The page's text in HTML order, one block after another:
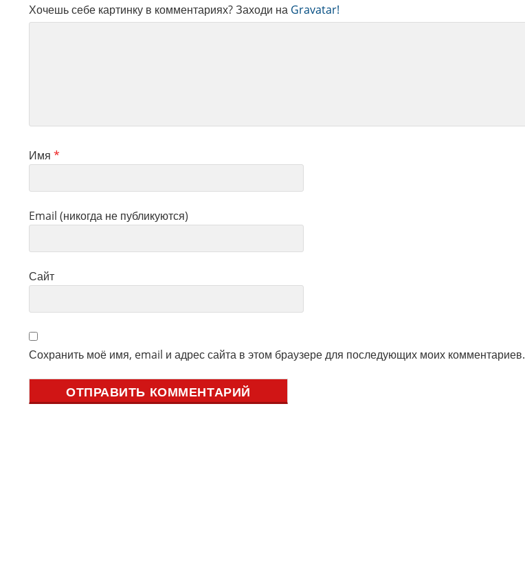
Хочешь себе картинку в комментариях? Заходи на Gravatar!
Имя *
Email (никогда не публикуются)
Сайт
Сохранить моё имя, email и адрес сайта в этом браузере для последующих моих комментариев.